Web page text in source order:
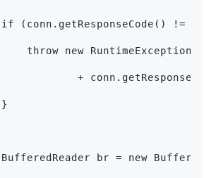
(conn.getResponseCode() !=
throw new
+
br = new